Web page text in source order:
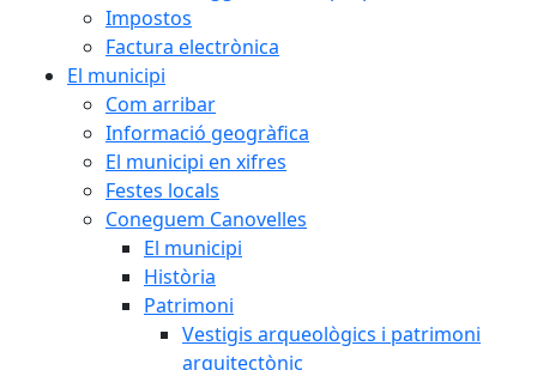
Impostos
Factura electrònica
El municipi
Com arribar
Informació geogràfica
El municipi en xifres
Festes locals
Coneguem Canovelles
El municipi
Història
Patrimoni
Vestigis arqueològics i patrimoni
arquitectònic